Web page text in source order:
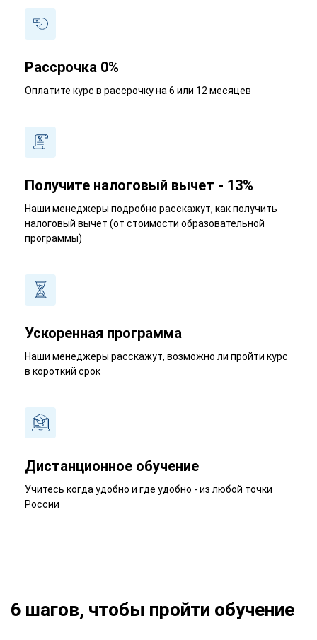
Рассрочка 0%
Оплатите курс в рассрочку на 6 или 12 месяцев
Получите налоговый вычет - 13%
Наши менеджеры подробно расскажут, как получить
налоговый вычет (от стоимости образовательной
программы)
Ускоренная программа
Наши менеджеры расскажут, возможно ли пройти курс
в короткий срок
Дистанционное обучение
Учитесь когда удобно и где удобно - из любой точки
России
6 шагов, чтобы пройти обучение